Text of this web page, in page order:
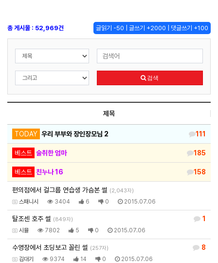
글읽기 -50 | 글쓰기 +2000 | 댓글쓰기 +100
총 게시물 : 52,969건
검색
제목
TODAY 우리 부부와 장인장모님 2 111
베스트 술취한 엄마 185
베스트 친누나 16 158
편의점에서 걸그룹 연습생 가슴본 썰 (2,043자)
스패니시 3404 6 0 2015.07.06
1
탈조센 호주 썰 (849자)
시뮬 7802 5 0 2015.07.06
8
수영장에서 초딩보고 꼴린 썰 (257자)
김대기 9374 14 0 2015.07.06